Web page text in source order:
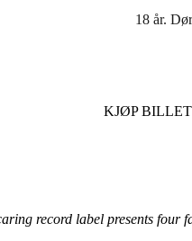
18 år.
KJØP
record label presents four